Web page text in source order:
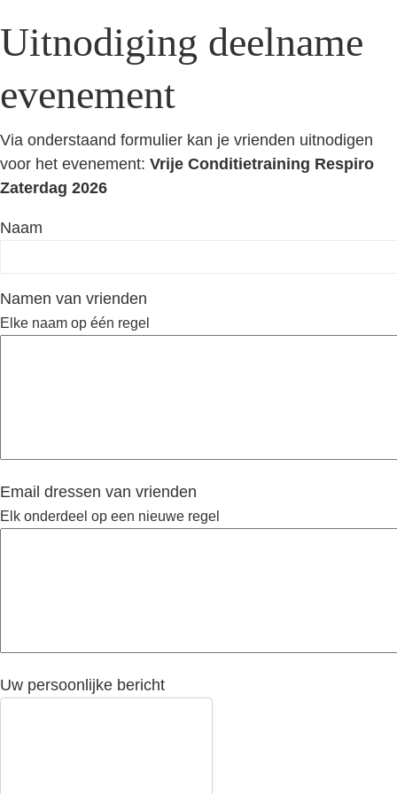
Uitnodiging deelname
evenement
Via onderstaand formulier kan je vrienden uitnodigen
voor het evenement: Vrije Conditietraining Respiro
Zaterdag 2026
Naam
Namen van vrienden
Elke naam op één regel
Email dressen van vrienden
Elk onderdeel op een nieuwe regel
Uw persoonlijke bericht